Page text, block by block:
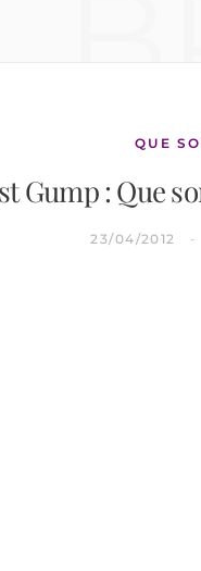
QUE
Gump : Que
23/04/2012